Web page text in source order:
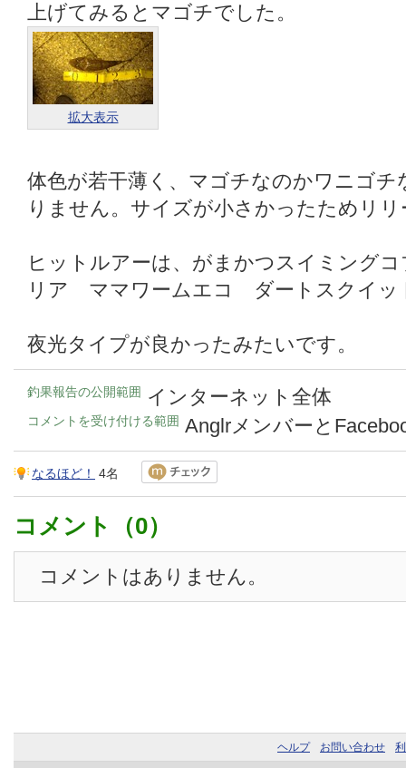
上げてみるとマゴチでした。
拡大表示
体色が若干薄く、マゴチなのかワニゴチ
りません。サイズが小さかったためリリ
ヒットルアーは、がまかつスイミング
リア ママワームエコ ダートスクイッ
夜光タイプが良かったみたいです。
釣果報告の公開範囲 インターネット全体
コメントを受け付ける範囲 Anglrメンバーと
なるほど！ 4名
コメント（0）
コメントはありません。
ヘルプ お問い合わせ